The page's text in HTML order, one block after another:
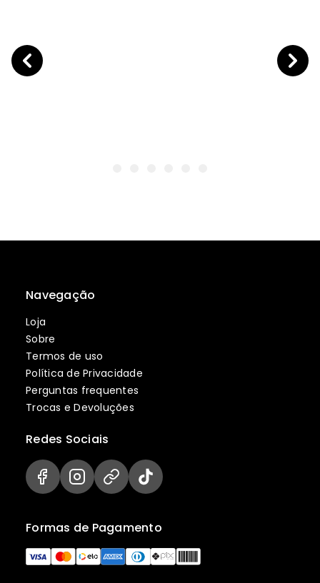
Navegação
Loja
Sobre
Termos de uso
Política de Privacidade
Perguntas frequentes
Trocas e Devoluções
Formas de Pagamento
Redes Sociais